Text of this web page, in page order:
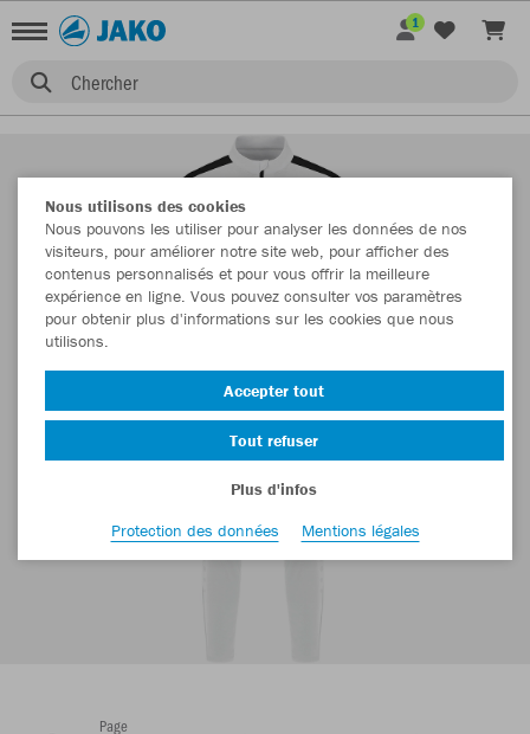
Chercher
1
Page
Nous utilisons des cookies
Nous pouvons les utiliser pour analyser les données de nos
visiteurs, pour améliorer notre site web, pour afficher des
contenus personnalisés et pour vous offrir la meilleure
expérience en ligne. Vous pouvez consulter vos paramètres
pour obtenir plus d'informations sur les cookies que nous
utilisons.
Accepter tout
Tout refuser
Plus d'infos
Protection des données
Mentions légales